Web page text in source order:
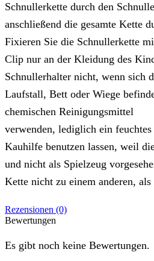
Schnullerkette durch den
anschließend die gesamte Kette
Fixieren Sie die Schnullerkette
Clip nur an der Kleidung des
Schnullerhalter nicht, wenn sich
Laufstall, Bett oder Wiege
chemischen Reinigungsmittel
verwenden, lediglich ein
Kauhilfe benutzen lassen, weil
und nicht als Spielzeug
Kette nicht zu einem anderen,
Rezensionen (0)
Bewertungen
Es gibt noch keine Bewertungen.